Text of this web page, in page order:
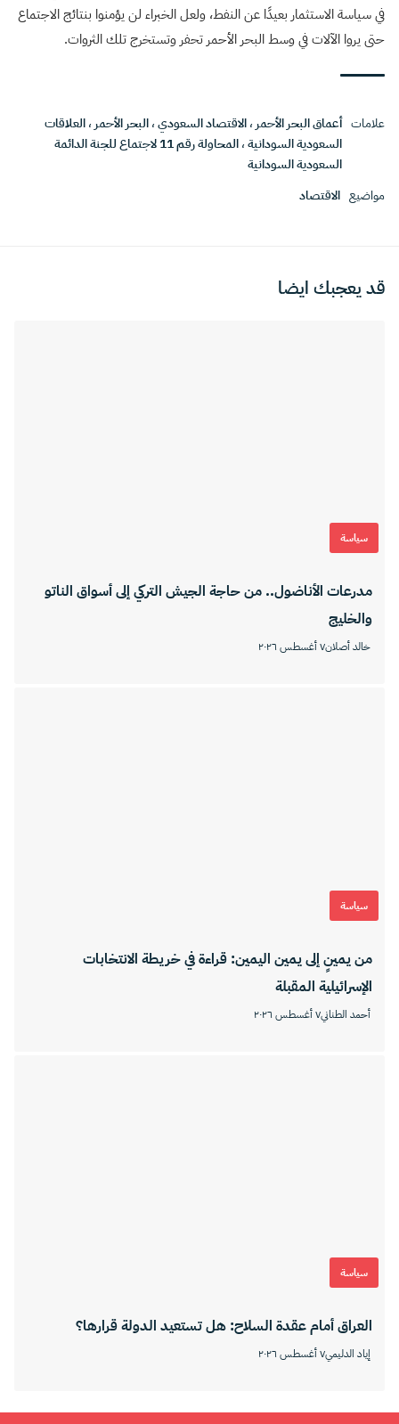
في سياسة الاستثمار بعيدًا عن النفط، ولعل الخبراء لن يؤمنوا بنتائج الاجتماع
حتى يروا الآلات في وسط البحر الأحمر تحفر وتستخرج تلك الثروات.
علامات أعماق البحر الأحمر ،الاقتصاد السعودي،البحر الأحمر ،العلاقات
السعودية السودانية،
المحاولة رقم 11 لاجتماع للجنة الدائمة
السعودية السودانية
مواضيع الاقتصاد
قد يعجبك ايضا
سياسة
مدرعات الأناضول.. من حاجة الجيش التركي إلى أسواق الناتو
والخليج
خالد أصلان٧ أغسطس ٢٠٢٦
سياسة
من يمينٍ إلى يمين اليمين: قراءة في خريطة الانتخابات
الإسرائيلية المقبلة
أحمد الطناني٧ أغسطس ٢٠٢٦
سياسة
العراق أمام عقدة السلاح: هل تستعيد الدولة قرارها؟
إياد الدليمي٧ أغسطس ٢٠٢٦